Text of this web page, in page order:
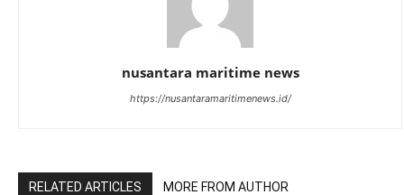
nusantara maritime news
https://nusantaramaritimenews.id/
RELATED ARTICLES MORE FROM AUTHOR